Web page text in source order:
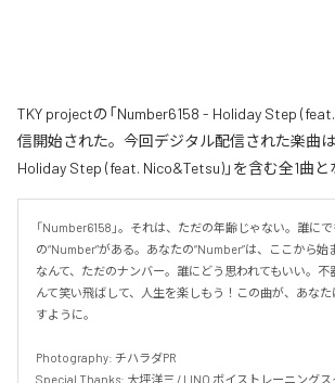
TKY projectの「Number6158 - Holiday Step
信開始された。今回デジタル配信された楽曲は
Holiday Step (feat. Nico&Tetsu)」を含む全1曲と
「Number6158」。それは、ただの年齢じゃない。誰に
の“Number”がある。あなたの“Number”は、ここから
なんて、ただのナンバー。誰にどう思われてもいい。
んて笑い飛ばして、人生を楽しもう！この曲が、あな
すように。
Photography: チハラダPR
Special Thanks: 大坪洋三 / LINO ボイストレーニングス